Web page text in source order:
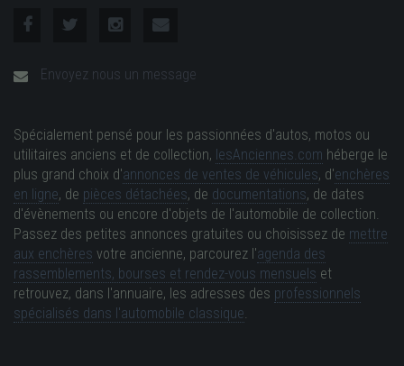
Envoyez nous un message
Spécialement pensé pour les passionnées d'autos, motos ou
utilitaires anciens et de collection, lesAnciennes.com héberge le
plus grand choix d'annonces de ventes de véhicules, d'enchères
en ligne, de pièces détachées, de documentations, de dates
d'évènements ou encore d'objets de l'automobile de collection.
Passez des petites annonces gratuites ou choisissez de mettre
aux enchères votre ancienne, parcourez l'agenda des
rassemblements, bourses et rendez-vous mensuels et
retrouvez, dans l'annuaire, les adresses des professionnels
spécialisés dans l'automobile classique